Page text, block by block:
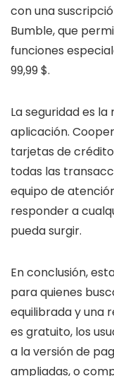
con una
Bumble, que
funciones
99,99 $.
La seguridad es
aplicación.
tarjetas de
todas las
equipo de
responder a
pueda surgir.
En conclusión,
para quienes
equilibrada y una
es gratuito, los
a la versión de
ampliadas, o